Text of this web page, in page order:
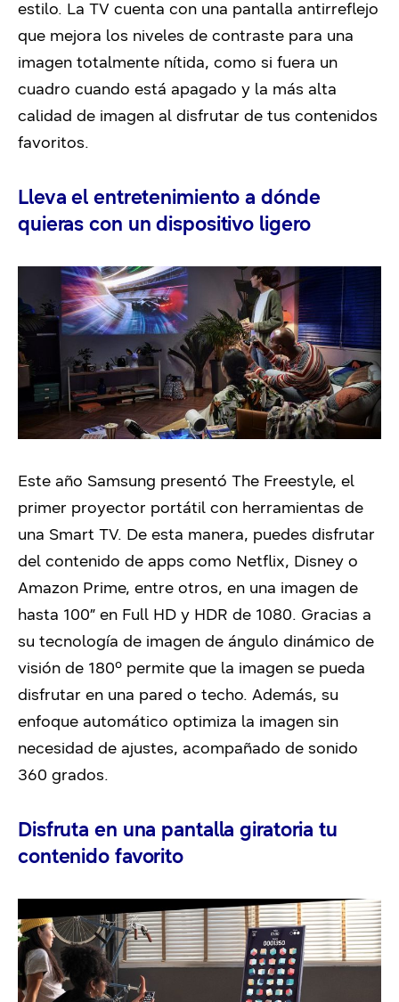
estilo. La TV cuenta con una pantalla antirreflejo
que mejora los niveles de contraste para una
imagen totalmente nítida, como si fuera un
cuadro cuando está apagado y la más alta
calidad de imagen al disfrutar de tus contenidos
favoritos.
Lleva el entretenimiento a dónde
quieras con un dispositivo ligero
Este año Samsung presentó The Freestyle, el
primer proyector portátil con herramientas de
una Smart TV. De esta manera, puedes disfrutar
del contenido de apps como Netflix, Disney o
Amazon Prime, entre otros, en una imagen de
hasta 100” en Full HD y HDR de 1080. Gracias a
su tecnología de imagen de ángulo dinámico de
visión de 180º permite que la imagen se pueda
disfrutar en una pared o techo. Además, su
enfoque automático optimiza la imagen sin
necesidad de ajustes, acompañado de sonido
360 grados.
Disfruta en una pantalla giratoria tu
contenido favorito